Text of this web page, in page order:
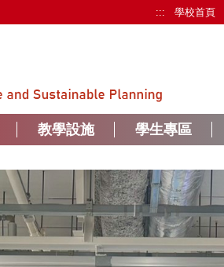
::: 學校首頁
教學設施 學生專區